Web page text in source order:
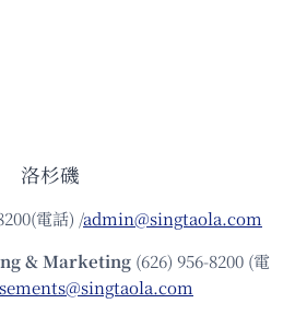
洛杉磯
電話) /admin@singtaola.com
& Marketing (626) 956-8200 (電